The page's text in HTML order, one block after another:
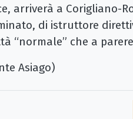
arriverà a Corigliano-
di istruttore
“normale” che a
Asiago)